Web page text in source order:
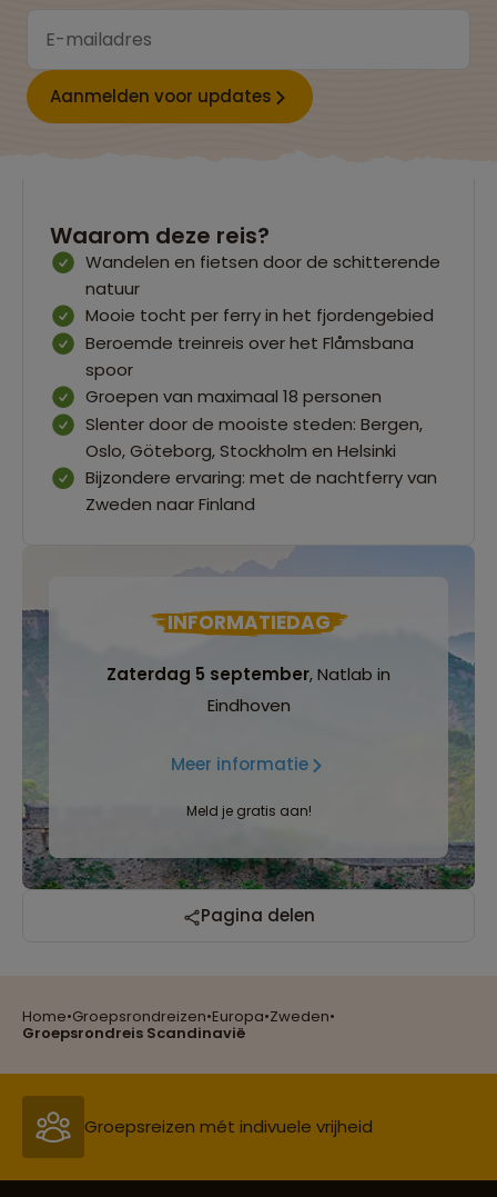
Home•Groepsrondreizen•Europa•Zweden•
Groepsrondreis Scandinavië
Aanmelden voor updates
Waarom deze reis?
Wandelen en fietsen door de schitterende
natuur
Mooie tocht per ferry in het fjordengebied
Beroemde treinreis over het Flåmsbana
spoor
Groepen van maximaal 18 personen
Slenter door de mooiste steden: Bergen,
Oslo, Göteborg, Stockholm en Helsinki
Bijzondere ervaring: met de nachtferry van
Zweden naar Finland
INFORMATIEDAG
Zaterdag 5 september, Natlab in
Eindhoven
Meer informatie
Meld je gratis aan!
Pagina delen
Reizen met oog voor mens, cultuur en milieu
Groepsreizen mét indivuele vrijheid